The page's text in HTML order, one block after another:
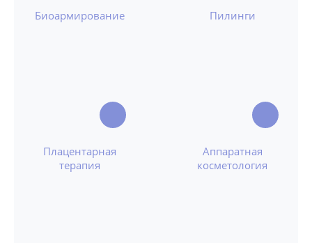
Биоармирование Пилинги
Плацентарная
терапия
Аппаратная
косметология